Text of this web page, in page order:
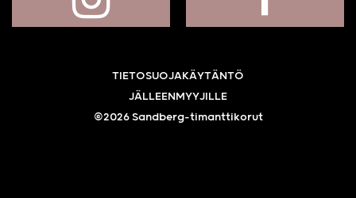
TIETOSUOJAKÄYTÄNTÖ
JÄLLEENMYYJILLE
©2026 Sandberg-timanttikorut